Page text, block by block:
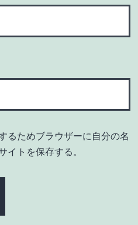
るためブラウザーに自分の名
イトを保存する。